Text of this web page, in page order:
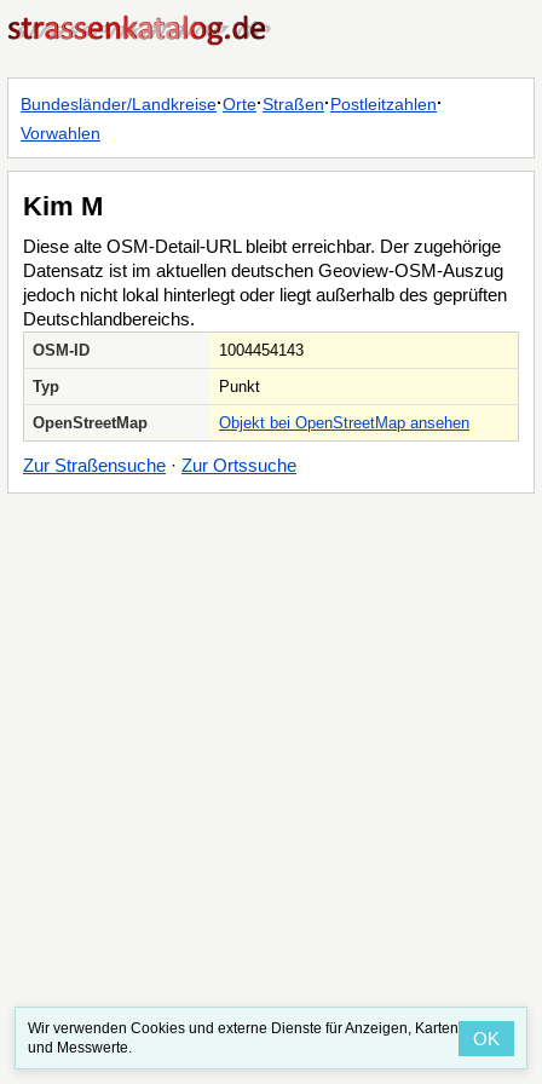
Bundesländer/Landkreise·Orte·Straßen·Postleitzahlen·
Vorwahlen
Kim M
Diese alte OSM-Detail-URL bleibt erreichbar. Der zugehörige
Datensatz ist im aktuellen deutschen Geoview-OSM-Auszug
jedoch nicht lokal hinterlegt oder liegt außerhalb des geprüften
Deutschlandbereichs.
OSM-ID
1004454143
Typ
Punkt
OpenStreetMap
Objekt bei OpenStreetMap ansehen
Zur Straßensuche · Zur Ortssuche
Wir verwenden Cookies und externe Dienste für Anzeigen, Karten
und Messwerte.
OK